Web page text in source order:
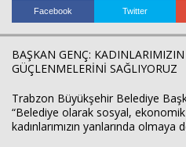
Facebook Twitter
BAŞKAN GENÇ:
GÜÇLENMELERİNİ SAĞLIYORUZ
Trabzon Büyükşehir Belediye
“Belediye olarak sosyal,
kadınlarımızın yanlarında olmaya